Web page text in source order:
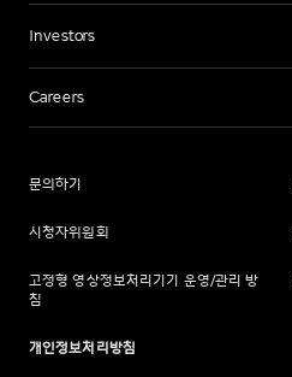
Investors
Careers
문의하기
시청자위원회
고정형 영상정보처리기기 운영/관리 방
침
개인정보처리방침